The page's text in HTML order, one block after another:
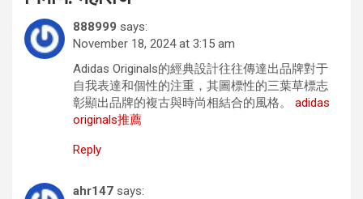
888999 says:
November 18, 2024 at 3:15 am
Adidas Originals的經典設計往往傳達出品牌對于
自我表達和個性的注重，其圖標性的三葉草標志
彰顯出品牌的複古與時尚相結合的風格。 adidas
originals推薦
Reply
ahr147 says: